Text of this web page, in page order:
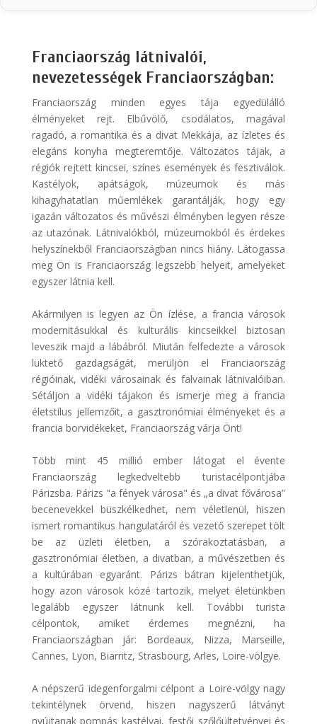
Franciaország látnivalói,
nevezetességek Franciaországban:
Franciaország minden egyes tája egyedülálló
élményeket rejt. Elbűvölő, csodálatos, magával
ragadó, a romantika és a divat Mekkája, az ízletes és
elegáns konyha megteremtője. Változatos tájak, a
régiók rejtett kincsei, színes események és fesztiválok.
Kastélyok, apátságok, múzeumok és más
kihagyhatatlan műemlékek garantálják, hogy egy
igazán változatos és művészi élményben legyen része
az utazónak. Látnivalókból, múzeumokból és érdekes
helyszínekből Franciaországban nincs hiány. Látogassa
meg Ön is Franciaország legszebb helyeit, amelyeket
egyszer látnia kell.
Akármilyen is legyen az Ön ízlése, a francia városok
modernitásukkal és kulturális kincseikkel biztosan
leveszik majd a lábábról. Miután felfedezte a városok
lüktető gazdagságát, merüljön el Franciaország
régióinak, vidéki városainak és falvainak látnivalóiban.
Sétáljon a vidéki tájakon és ismerje meg a francia
életstílus jellemzőit, a gasztronómiai élményeket és a
francia borvidékeket, Franciaország várja Önt!
Több mint 45 millió ember látogat el évente
Franciaország legkedveltebb turistacélpontjába
Párizsba. Párizs "a fények városa" és „a divat fővárosa”
becenevekkel büszkélkedhet, nem véletlenül, hiszen
ismert romantikus hangulatáról és vezető szerepet tölt
be az üzleti életben, a szórakoztatásban, a
gasztronómiai életben, a divatban, a művészetben és
a kultúrában egyaránt. Párizs bátran kijelenthetjük,
hogy azon városok közé tartozik, melyet életünkben
legalább egyszer látnunk kell. További turista
célpontok, amiket érdemes megnézni, ha
Franciaországban jár: Bordeaux, Nizza, Marseille,
Cannes, Lyon, Biarritz, Strasbourg, Arles, Loire-völgye.
A népszerű idegenforgalmi célpont a Loire-völgy nagy
tekintélynek örvend, hiszen nagyszerű látványt
nyújtanak pompás kastélyai, festői szőlőültetvényei és